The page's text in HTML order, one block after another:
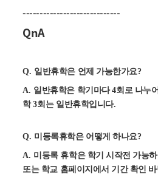
-----------------------------
QnA
Q. 일반휴학은 언제 가능한가요?
A. 일반휴학은 학기마다4회로 나누
학3회는 일반휴학입니다.
Q. 미등록휴학은 어떻게 하나요?
A. 미등록 휴학은 학기 시작전 가능
또는 학교 홈페이지에서 기간 확인